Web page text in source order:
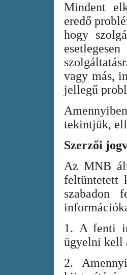
Mindent
eredő
hogy
vagy más,
jellegű
tekintjük,
Szerzői
Az MNB
feltüntetett
szabadon
1. A fenti
ügyelni kell
2.